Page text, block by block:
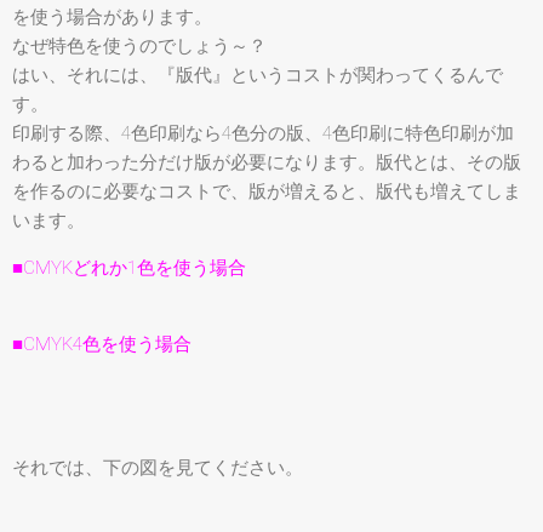
を使う場合があります。
なぜ特色を使うのでしょう～？
はい、それには、『版代』というコストが関わってくるんで
す。
印刷する際、4色印刷なら4色分の版、4色印刷に特色印刷が加
わると加わった分だけ版が必要になります。版代とは、その版
を作るのに必要なコストで、版が増えると、版代も増えてしま
います。
■CMYKどれか1色を使う場合
■CMYK4色を使う場合
それでは、下の図を見てください。